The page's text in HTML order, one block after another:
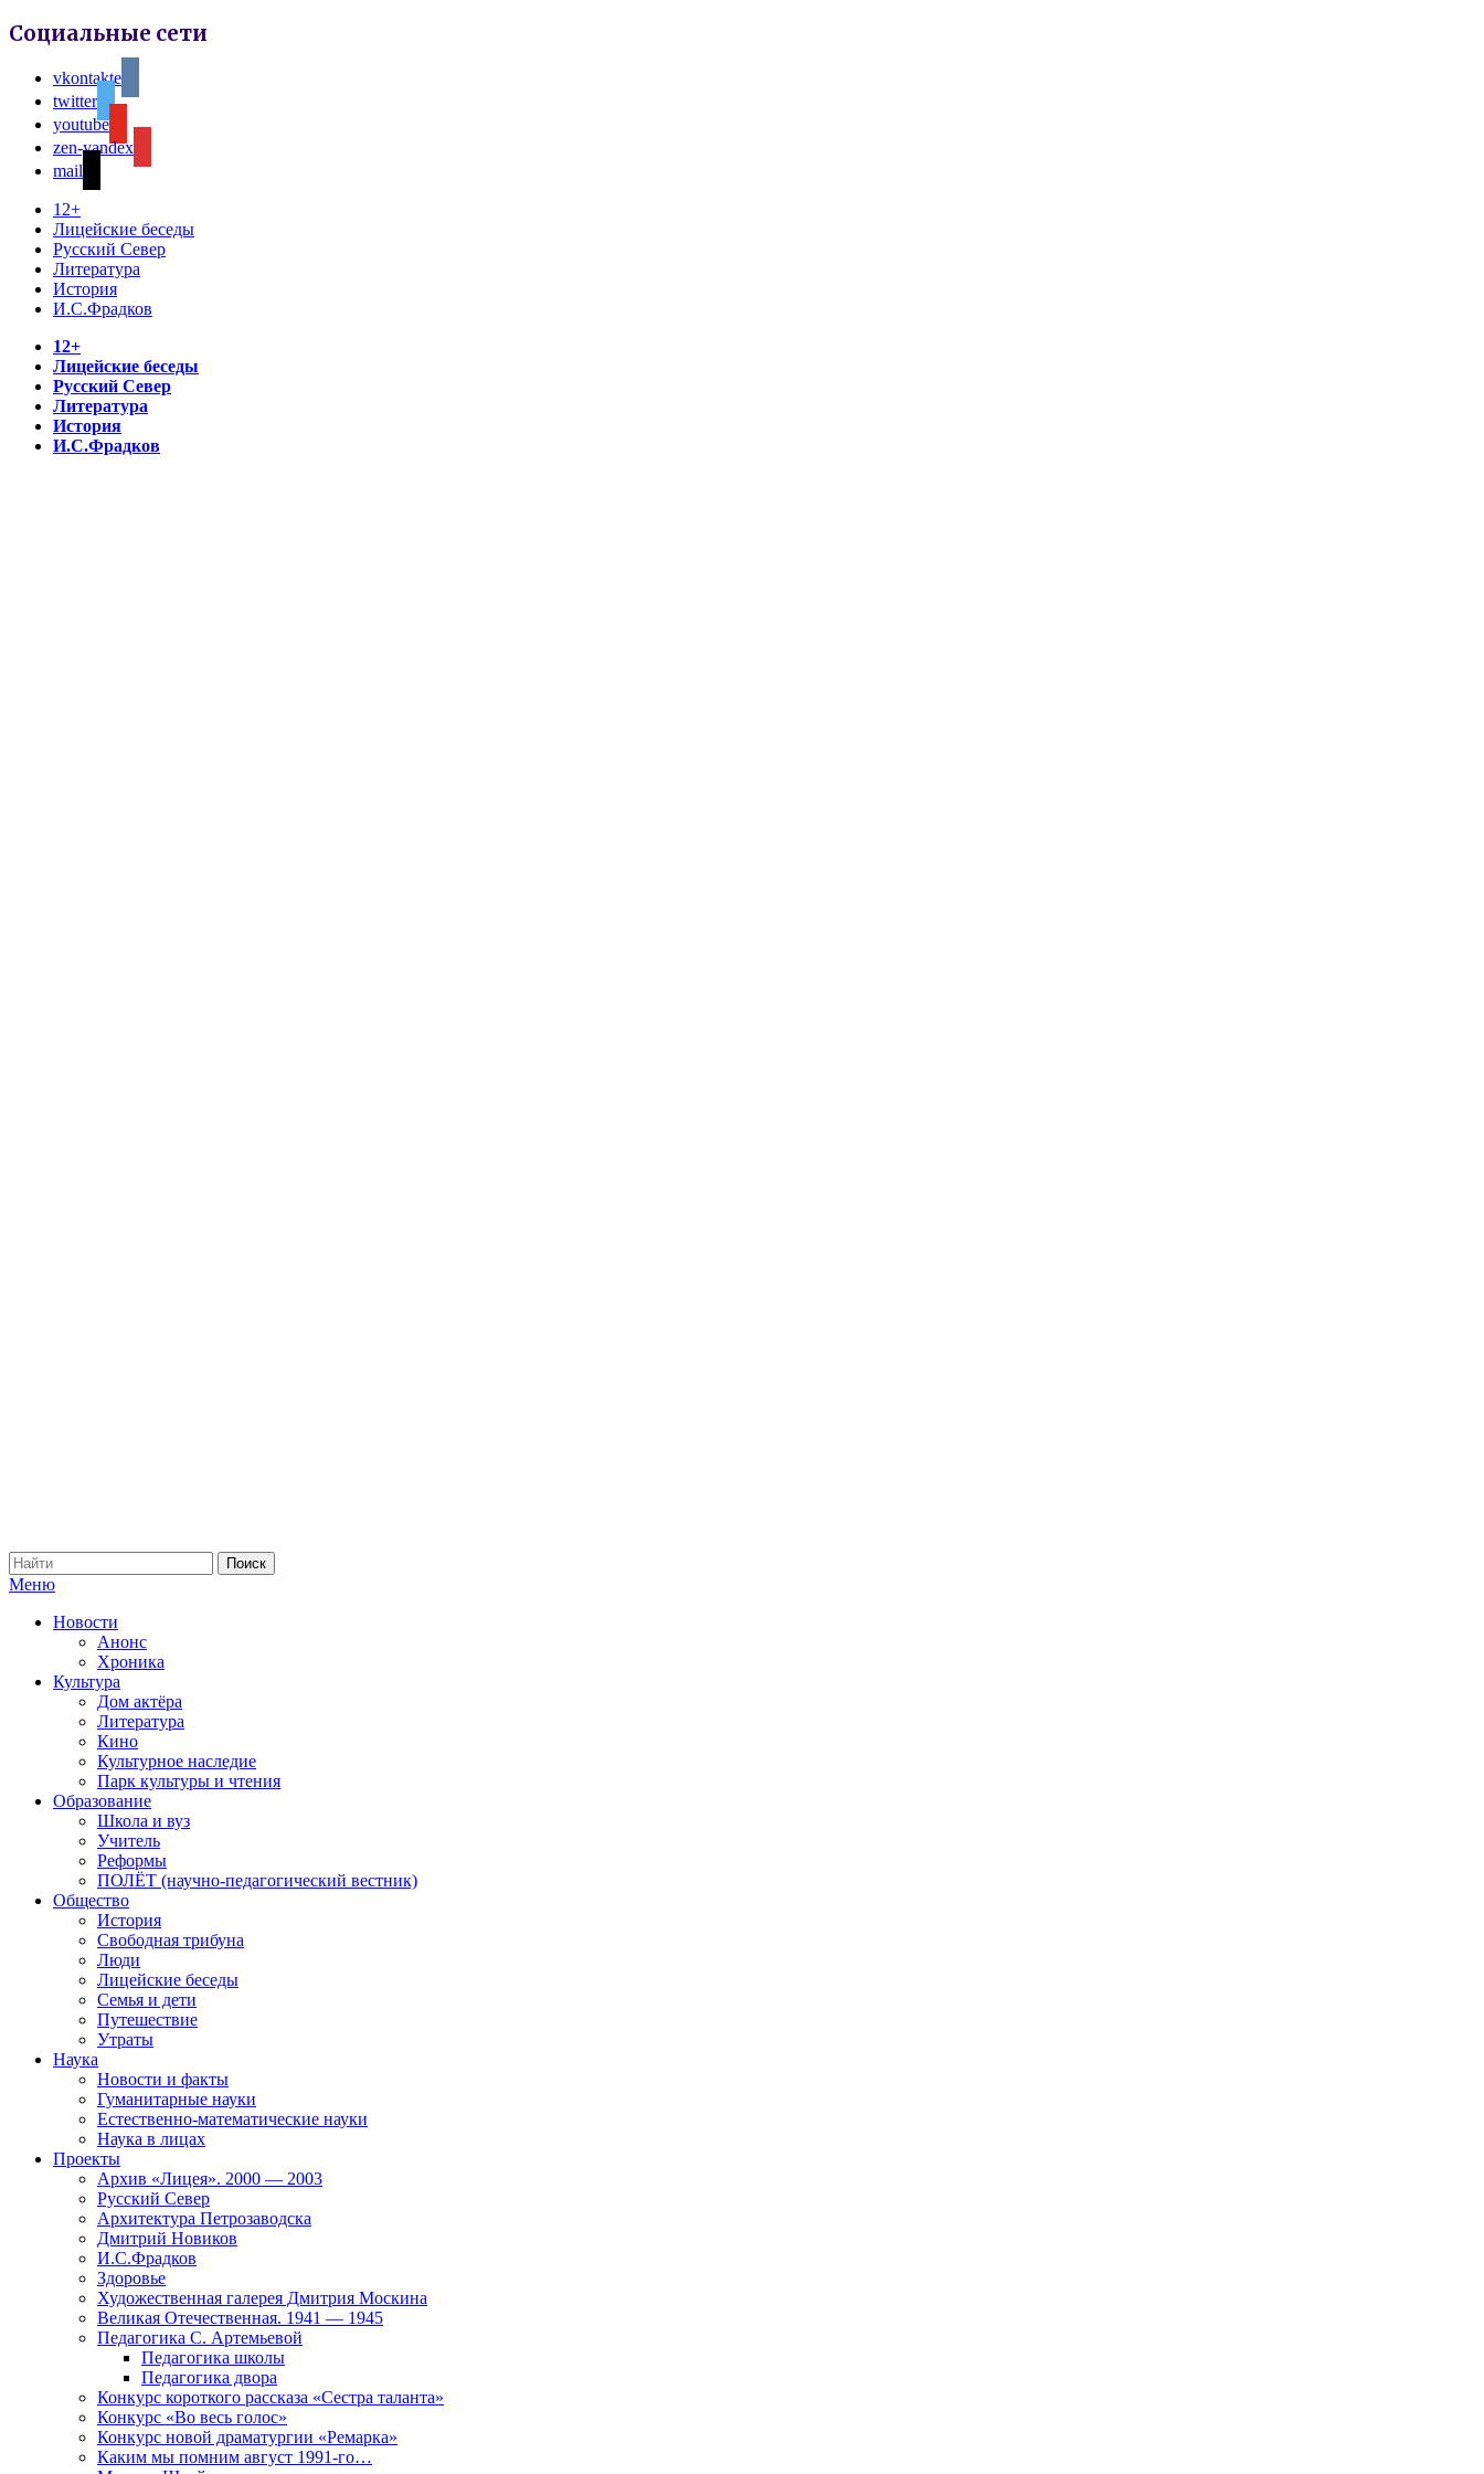
Социальные сети
vkontakte
twitter
youtube
zen-yandex
mail
12+
Лицейские беседы
Русский Север
Литература
История
И.С.Фрадков
12+
Лицейские беседы
Русский Север
Литература
История
И.С.Фрадков
Меню
Новости
Анонс
Хроника
Культура
Дом актёра
Литература
Кино
Культурное наследие
Парк культуры и чтения
Образование
Школа и вуз
Учитель
Реформы
ПОЛЁТ (научно-педагогический вестник)
Общество
История
Свободная трибуна
Люди
Лицейские беседы
Семья и дети
Путешествие
Утраты
Наука
Новости и факты
Гуманитарные науки
Естественно-математические науки
Наука в лицах
Проекты
Архив «Лицея». 2000 — 2003
Русский Север
Архитектура Петрозаводска
Дмитрий Новиков
И.С.Фрадков
Здоровье
Художественная галерея Дмитрия Москина
Великая Отечественная. 1941 — 1945
Педагогика С. Артемьевой
Педагогика школы
Педагогика двора
Конкурс короткого рассказа «Сестра таланта»
Конкурс «Во весь голос»
Конкурс новой драматургии «Ремарка»
Каким мы помним август 1991-го…